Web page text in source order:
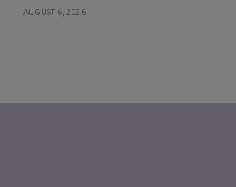
AUGUST 6, 2026